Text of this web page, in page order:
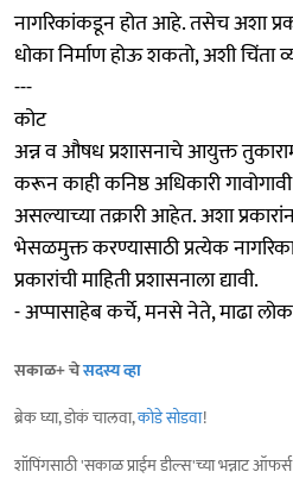
नागरिकांकडून होत आहे. तसेच अशा
धोका निर्माण होऊ शकतो, अशी
---
कोट
अन्न व औषध प्रशासनाचे आयुक्त
करून काही कनिष्ठ अधिकारी
असल्याच्या तक्रारी आहेत. अशा
भेसळमुक्त करण्यासाठी प्रत्येक
प्रकारांची माहिती प्रशासनाला द्यावी.
- अप्पासाहेब कर्चे, मनसे नेते, माढा
सकाळ+ चेसदस्य व्हा
ब्रेक घ्या, डोकं चालवा,कोडे सोडवा!
शॉपिंगसाठी 'सकाळ प्राईम डील्स'च्या भन्नाट